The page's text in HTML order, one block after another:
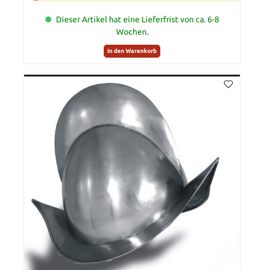
Dieser Artikel hat eine Lieferfrist von ca. 6-8
Wochen.
In den Warenkorb